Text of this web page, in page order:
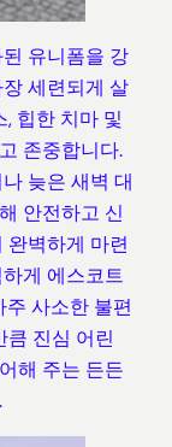
유니폼을 강
세련되게 살
힙한 치마 및
존중합니다.
늦은 새벽 대
안전하고 신
완벽하게 마련
게 에스코트
사소한 불편
큼 진심 어린
해 주는 든든